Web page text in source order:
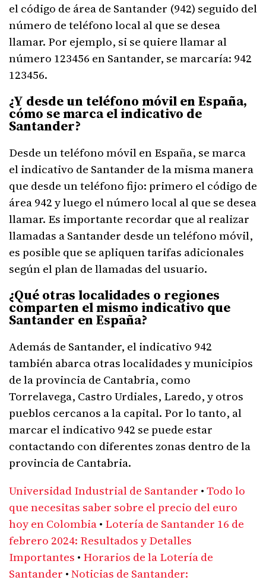
el código de área de Santander (942) seguido del
número de teléfono local al que se desea
llamar. Por ejemplo, si se quiere llamar al
número 123456 en Santander, se marcaría: 942
123456.
¿Y desde un teléfono móvil en España,
cómo se marca el indicativo de
Santander?
Desde un teléfono móvil en España, se marca
el indicativo de Santander de la misma manera
que desde un teléfono fijo: primero el código de
área 942 y luego el número local al que se desea
llamar. Es importante recordar que al realizar
llamadas a Santander desde un teléfono móvil,
es posible que se apliquen tarifas adicionales
según el plan de llamadas del usuario.
¿Qué otras localidades o regiones
comparten el mismo indicativo que
Santander en España?
Además de Santander, el indicativo 942
también abarca otras localidades y municipios
de la provincia de Cantabria, como
Torrelavega, Castro Urdiales, Laredo, y otros
pueblos cercanos a la capital. Por lo tanto, al
marcar el indicativo 942 se puede estar
contactando con diferentes zonas dentro de la
provincia de Cantabria.
Universidad Industrial de Santander •Todo lo
que necesitas saber sobre el precio del euro
hoy en Colombia• Lotería de Santander 16 de
febrero 2024: Resultados y Detalles
Importantes • Horarios de la Lotería de
Santander •Noticias de Santander: